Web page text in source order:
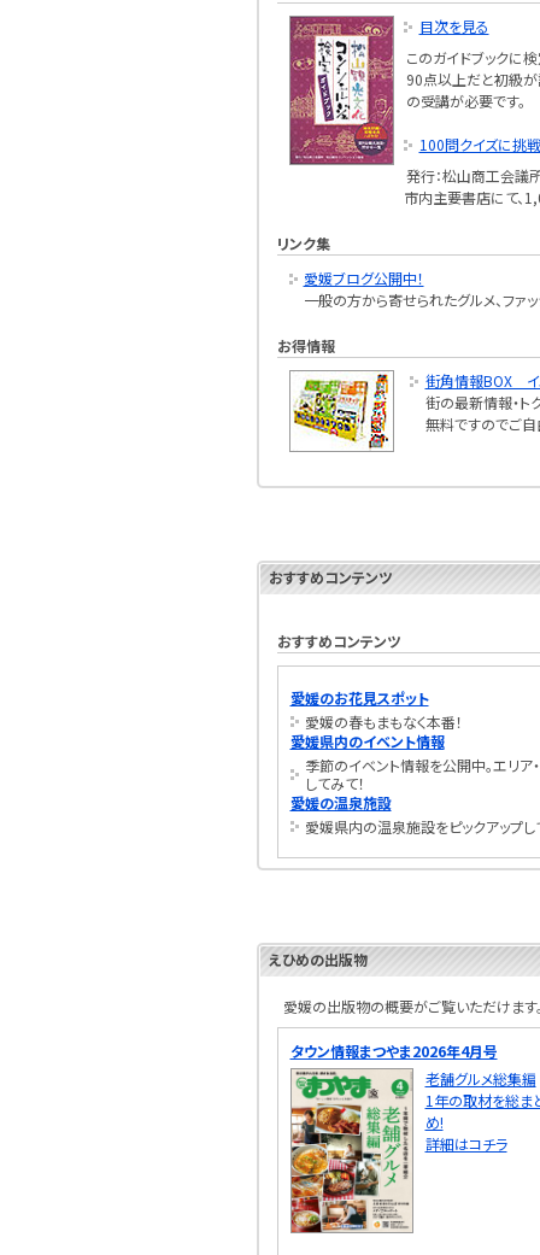
目次を見る
このガイドブックに
90点以上だと初級が
の受講が必要です。
100問クイズに挑戦
発行：松山商工会議
市内主要書店にて、
リンク集
愛媛ブログ公開中！
一般の方から寄せられたグルメ、ファ
お得情報
街角情報BOX イ
街の最新情報・ト
無料ですのでご
おすすめコンテンツ
おすすめコンテンツ
愛媛のお花見スポット
愛媛の春もまもなく本番！
愛媛県内のイベント情報
季節のイベント情報を公開中。エリア
してみて！
愛媛の温泉施設
愛媛県内の温泉施設をピックアップ
えひめの出版物
愛媛の出版物の概要がご覧いただけます
タウン情報まつやま2026年4月号
老舗グルメ総集編
1年の取材を総ま
め!
詳細はコチラ